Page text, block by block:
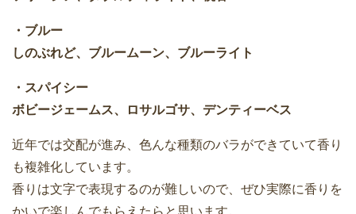
・ブルー
しのぶれど、ブルームーン、ブルーライト
・スパイシー
ボビージェームス、ロサルゴサ、デンティーベス
近年では交配が進み、色んな種類のバラができていて香り
も複雑化しています。
香りは文字で表現するのが難しいので、ぜひ実際に香りを
かいで楽しんでもらえたらと思います。